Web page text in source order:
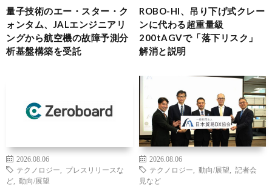
量子技術のエー・スター・ク
ォンタム、JALエンジニアリ
ングから航空機の故障予測分
析基盤構築を受託
ROBO-HI、吊り下げ式クレー
ンに代わる超重量級
200tAGVで「落下リスク」
解消と説明
2026.08.06
テクノロジー
プレスリリースな
ど
動向/展望
2026.08.06
テクノロジー
動向/展望
記者会
見など